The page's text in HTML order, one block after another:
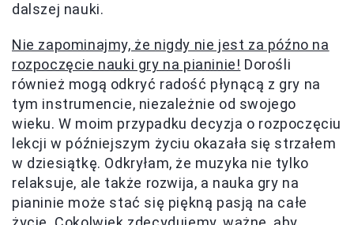
dalszej nauki.
Nie zapominajmy, że nigdy nie jest za późno na
rozpoczęcie nauki gry na pianinie! Dorośli
również mogą odkryć radość płynącą z gry na
tym instrumencie, niezależnie od swojego
wieku. W moim przypadku decyzja o rozpoczęciu
lekcji w późniejszym życiu okazała się strzałem
w dziesiątkę. Odkryłam, że muzyka nie tylko
relaksuje, ale także rozwija, a nauka gry na
pianinie może stać się piękną pasją na całe